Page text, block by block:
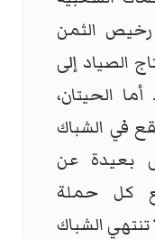
رخيص الثمن
الصياد إلى
الحيتان،
في الشباك
بعيدة عن
كل حملة
الشباك